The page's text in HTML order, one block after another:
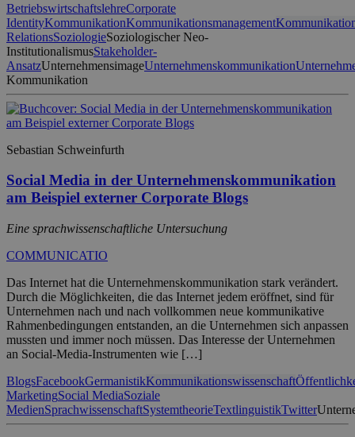
BetriebswirtschaftslehreCorporate
IdentityKommunikationKommunikationsmanagement
RelationsSoziologieSoziologischer Neo-
InstitutionalismusStakeholder-
AnsatzUnternehmensimageUnternehmenskommunikation
Kommunikation
Sebastian Schweinfurth
Social Media in der Unternehmenskommunikation
am Beispiel externer Corporate Blogs
Eine sprachwissenschaftliche Untersuchung
COMMUNICATIO
Das Internet hat die Unternehmenskommunikation stark verändert.
Durch die Möglichkeiten, die das Internet jedem eröffnet, sind für
Unternehmen nach und nach vollkommen neue kommunikative
Rahmenbedingungen entstanden, an die Unternehmen sich anpassen
mussten und immer noch müssen. Das Interesse der Unternehmen
an Social-Media-Instrumenten wie […]
BlogsFacebookGermanistikKommunikationswissenschaft
MarketingSocial MediaSoziale
MedienSprachwissenschaftSystemtheorieTextlinguistikTwitter